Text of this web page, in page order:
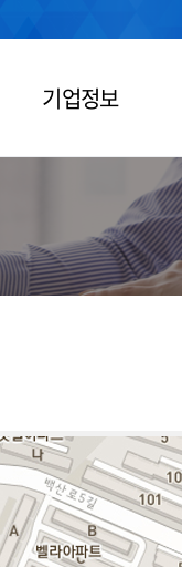
기업정보